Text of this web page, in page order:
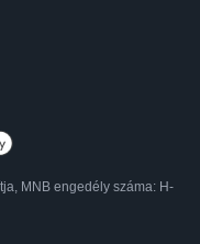
MNB engedély száma: H-